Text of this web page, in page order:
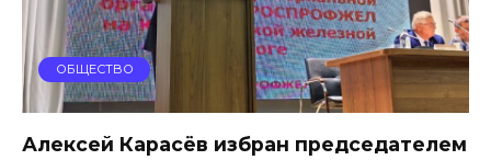
ОБЩЕСТВО
Алексей Карасёв избран председателем